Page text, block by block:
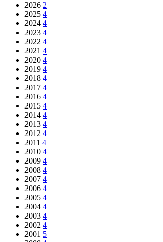
2026 2
2025 4
2024 4
2023 4
2022 4
2021 4
2020 4
2019 4
2018 4
2017 4
2016 4
2015 4
2014 4
2013 4
2012 4
2011 4
2010 4
2009 4
2008 4
2007 4
2006 4
2005 4
2004 4
2003 4
2002 4
2001 5